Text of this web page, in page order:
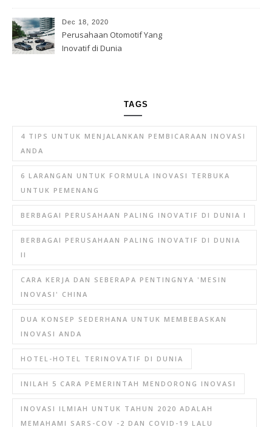
Dec 18, 2020
Perusahaan Otomotif Yang
Inovatif di Dunia
TAGS
4 TIPS UNTUK MENJALANKAN PEMBICARAAN INOVASI
ANDA
6 LARANGAN UNTUK FORMULA INOVASI TERBUKA
UNTUK PEMENANG
BERBAGAI PERUSAHAAN PALING INOVATIF DI DUNIA I
BERBAGAI PERUSAHAAN PALING INOVATIF DI DUNIA
II
CARA KERJA DAN SEBERAPA PENTINGNYA 'MESIN
INOVASI' CHINA
DUA KONSEP SEDERHANA UNTUK MEMBEBASKAN
INOVASI ANDA
HOTEL-HOTEL TERINOVATIF DI DUNIA
INILAH 5 CARA PEMERINTAH MENDORONG INOVASI
INOVASI ILMIAH UNTUK TAHUN 2020 ADALAH
MEMAHAMI SARS-COV -2 DAN COVID-19 LALU